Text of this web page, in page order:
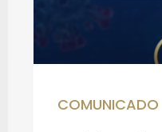
COMUNICADO